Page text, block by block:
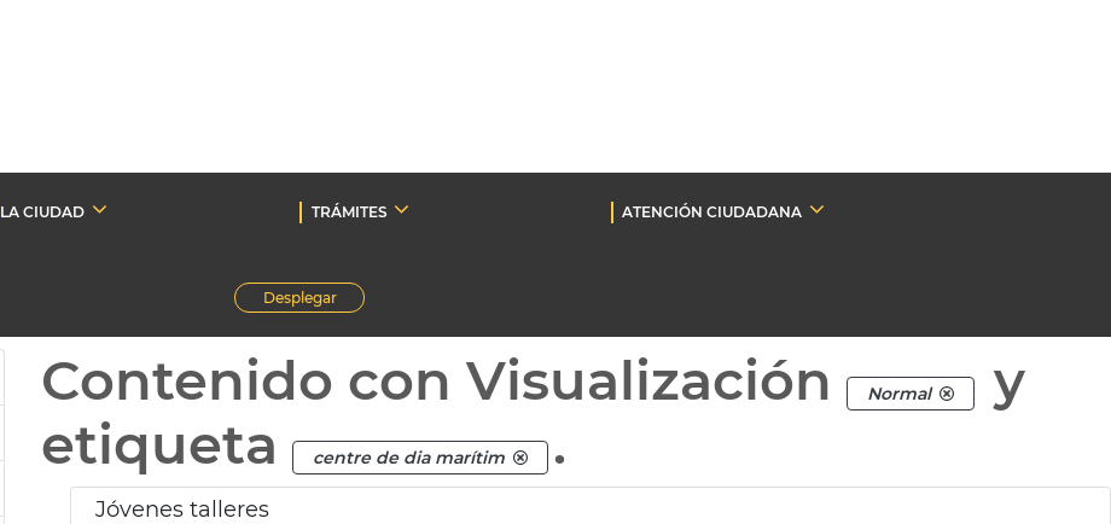
LA CIUDAD TRÁMITES
ATENCIÓN CIUDADANA
Desplegar
Contenido con Visualización Normal
y
etiqueta
centre de dia marítim .
Jóvenes talleres